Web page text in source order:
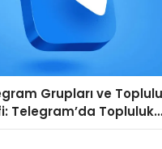
Grupları ve
Telegram’da Topluluk
Kullanışlı